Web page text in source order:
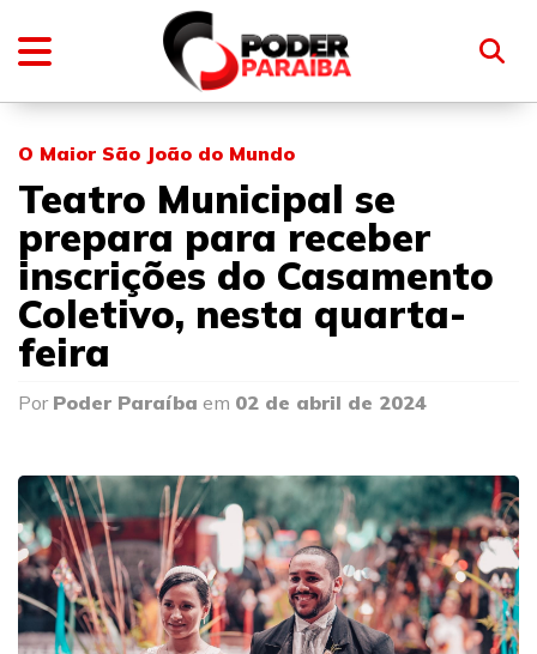
O Maior São João do Mundo
Teatro Municipal se
prepara para receber
inscrições do Casamento
Coletivo, nesta quarta-
feira
Por Poder Paraíba em 02 de abril de 2024